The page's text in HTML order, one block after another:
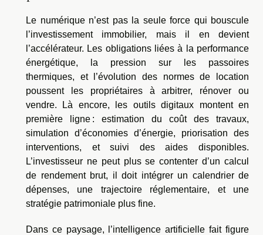
Le numérique n’est pas la seule force qui bouscule
l’investissement immobilier, mais il en devient
l’accélérateur. Les obligations liées à la performance
énergétique, la pression sur les passoires
thermiques, et l’évolution des normes de location
poussent les propriétaires à arbitrer, rénover ou
vendre. Là encore, les outils digitaux montent en
première ligne : estimation du coût des travaux,
simulation d’économies d’énergie, priorisation des
interventions, et suivi des aides disponibles.
L’investisseur ne peut plus se contenter d’un calcul
de rendement brut, il doit intégrer un calendrier de
dépenses, une trajectoire réglementaire, et une
stratégie patrimoniale plus fine.
Dans ce paysage, l’intelligence artificielle fait figure